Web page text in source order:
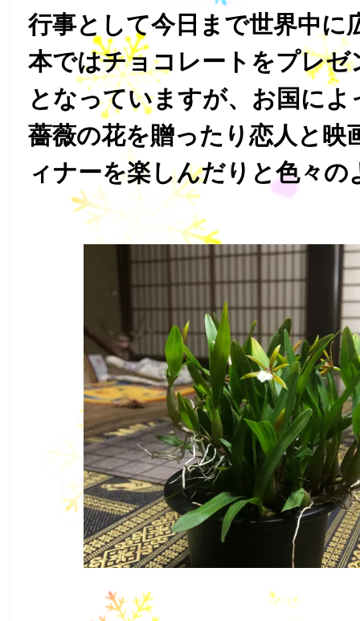
行事として今日まで世界中に
本ではチョコレートをプレゼ
となっていますが、お国に
薔薇の花を贈ったり恋人と映
ィナーを楽しんだりと色々の